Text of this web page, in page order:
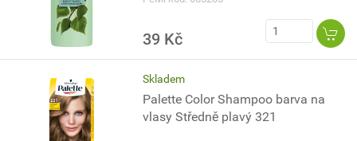
39 Kč
Skladem
Palette Color Shampoo barva na
vlasy Středně plavý 321